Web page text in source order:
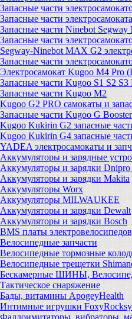
Запасные части
Запасные части
Запасные части Ninebot
Запасные части
Segway-Ninebot MAX G2
Запасные части
Электросамокат Kugoo M4 Pro
Запасные части Kugoo S1 S2 S3
Запасные части Kugoo M2
Kugoo G2 PRO самокаты и
Запасные части Kugoo G Booster
Kugoo Kukirin G2 запасные
Kugoo Kukirin G4 запасные
YADEA электросамокаты и
Аккумуляторы и зарядные
Аккумуляторы и зарядки
Аккумуляторы и зарядки Makita
Аккумуляторы Worx
Аккумуляторы MILWAUKEE
Аккумуляторы и зарядки Dewalt
Аккумуляторы и зарядки Bosch
BMS платы
Велосипедные запчасти
Велосипедные тормозные
Велосипедные трещетки
Бескамерные ШИНЫ,
Тактическое снаряжение
Бады, витамины ApogeyHealth
Интимные игрушки FoxyRocksy